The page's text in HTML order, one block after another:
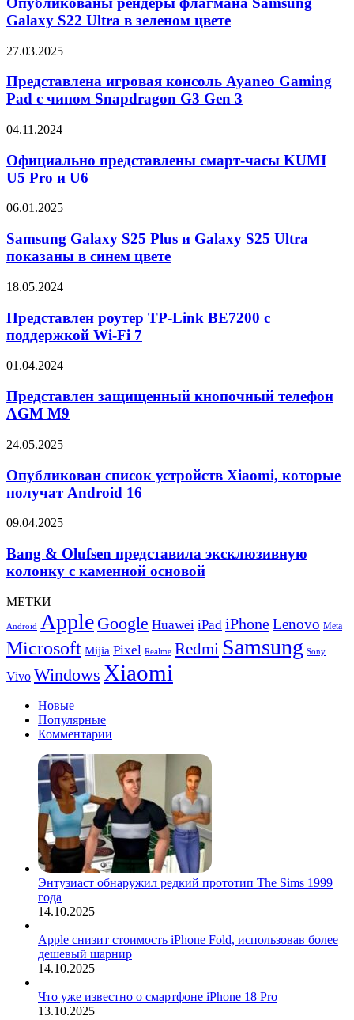
чипом
M4
Samsung
Galaxy
Ultra
зеленом
цвете
Galaxy S22 Ultra в зеленом цвете
Представлена
консоль
Ayaneo
Gaming
с
Snapdragon
G3
3
27.03.2025
Представлена игровая консоль Ayaneo Gaming
Pad с чипом Snapdragon G3 Gen 3
Официально
смарт-
часы
KUMI
Pro
U6
04.11.2024
Официально представлены смарт-часы KUMI
U5 Pro и U6
Samsung
S25
и
S25
показаны
в
цвете
06.01.2025
Samsung Galaxy S25 Plus и Galaxy S25 Ultra
показаны в синем цвете
Представлен
TP-
Link
BE7200
поддержкой
Fi
7
18.05.2024
Представлен роутер TP-Link BE7200 с
поддержкой Wi-Fi 7
Представлен
кнопочный
телефон
AGM
01.04.2024
Представлен защищенный кнопочный телефон
AGM M9
Опубликован
устройств
Xiaomi,
которые
Android
24.05.2025
Опубликован список устройств Xiaomi, которые
получат Android 16
Bang
Olufsen
представила
эксклюзивную
с
каменной
основой
09.04.2025
Bang & Olufsen представила эксклюзивную
колонку с каменной основой
МЕТКИ
Android Apple Google Huawei iPad iPhoneLenovo Meta
Microsoft Mijia Pixel Realme Redmi Samsung Sony
Vivo Windows Xiaomi
Новые
Популярные
Комментарии
Энтузиаст обнаружил редкий прототип The Sims 1999
года
14.10.2025
Apple снизит стоимость iPhone Fold, использовав более
дешевый шарнир
14.10.2025
Что уже известно о смартфоне iPhone 18 Pro
13.10.2025